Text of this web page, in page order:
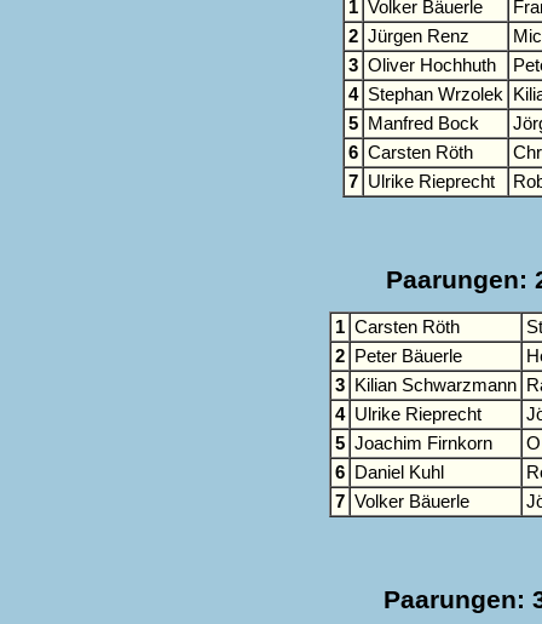
1 Volker Bäuerle
2 Jürgen Renz
3 Oliver Hochhuth
4 Stephan Wrzolek
5
Manfred Bock
6 Carsten Röth
7 Ulrike Rieprecht
Paarungen:
1 Carsten Röth
2
Peter Bäuerle
3
Kilian Schwarzmann
4 Ulrike Rieprecht
5 Joachim Firnkorn
6
Daniel Kuhl
7 Volker Bäuerle
Paarungen: